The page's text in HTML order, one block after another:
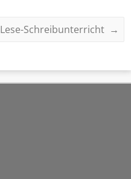
Lese-Schreibunterricht →